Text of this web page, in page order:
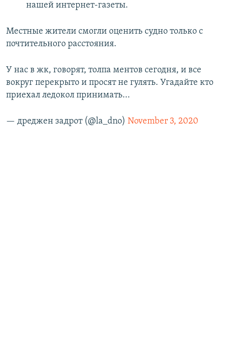
нашей интернет-газеты.
Местные жители смогли оценить судно только с
почтительного расстояния.
У нас в жк, говорят, толпа ментов сегодня, и все
вокруг перекрыто и просят не гулять. Угадайте кто
приехал ледокол принимать...
— дреджен задрот (@la_dno) November 3, 2020